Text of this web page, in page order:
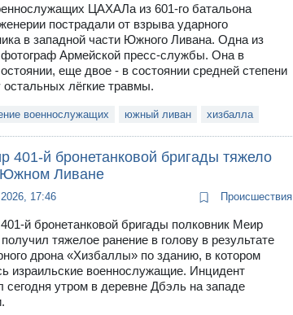
ЦАХАЛа из 601-го батальона
пострадали от взрыва ударного
в западной части Южного Ливана. Одна из
Армейской пресс-службы. Она в
еще двое - в состоянии средней степени
остальных лёгкие травмы.
военнослужащих южный ливан хизбалла
401-й бронетанковой бригады тяжело
Ливане
17:46 Происшествия
й бронетанковой бригады полковник Меир
тяжелое ранение в голову в результате
дрона «Хизбаллы» по зданию, в котором
израильские военнослужащие. Инцидент
сегодня утром в деревне Дбэль на западе